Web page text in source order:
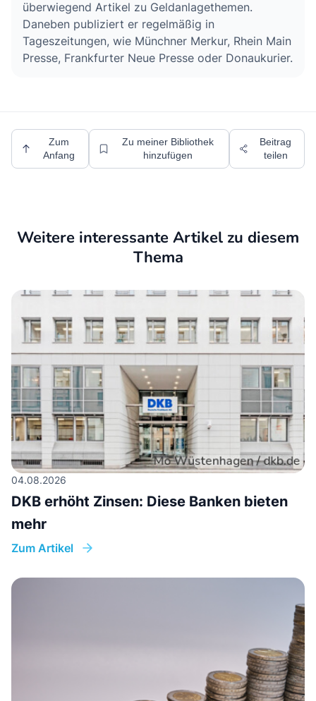
überwiegend Artikel zu Geldanlagethemen.
Daneben publiziert er regelmäßig in
Tageszeitungen, wie Münchner Merkur, Rhein Main
Presse, Frankfurter Neue Presse oder Donaukurier.
Zum
Anfang
Zu meiner Bibliothek
hinzufügen
Beitrag
teilen
Weitere interessante Artikel zu diesem
Thema
04.08.2026
DKB erhöht Zinsen: Diese Banken bieten
mehr
Zum Artikel